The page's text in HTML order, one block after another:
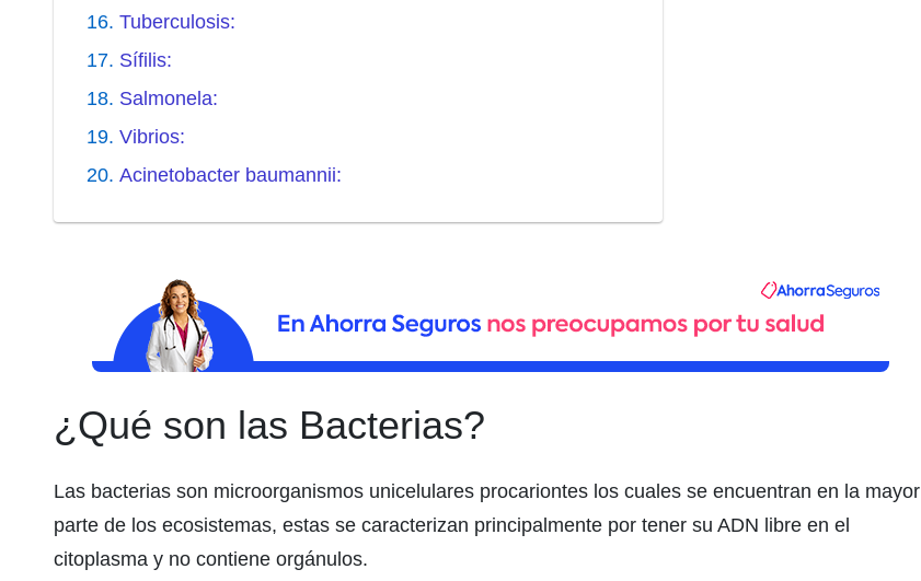
Tuberculosis:
Sífilis:
Salmonela:
Vibrios:
Acinetobacter baumannii:
¿Qué son las Bacterias?
Las bacterias son microorganismos unicelulares procariontes los cuales se encuentran en la mayor
parte de los ecosistemas, estas se caracterizan principalmente por tener su ADN libre en el
citoplasma y no contiene orgánulos.